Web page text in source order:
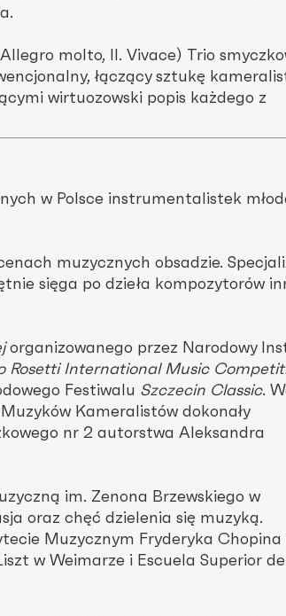
molto, II. Vivace) Trio
łączący sztukę
wirtuozowski popis każdego z
w Polsce instrumentalistek
muzycznych obsadzie.
sięga po dzieła kompozytorów
organizowanego przez Narodowy
Rosetti International Music
Festiwalu Szczecin Classic.
Kameralistów dokonały
nr 2 autorstwa Aleksandra
im. Zenona Brzewskiego w
oraz chęć dzielenia się muzyką.
Muzycznym Fryderyka Chopina
w Weimarze i Escuela Superior de